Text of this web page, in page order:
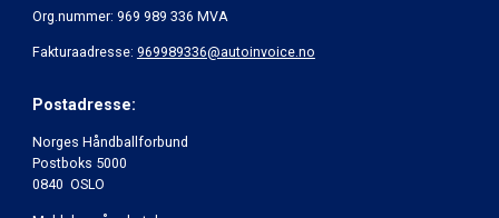
Org.nummer: 969 989 336 MVA
Fakturaadresse: 969989336@autoinvoice.no
Postadresse:
Norges Håndballforbund
Postboks 5000
0840 OSLO